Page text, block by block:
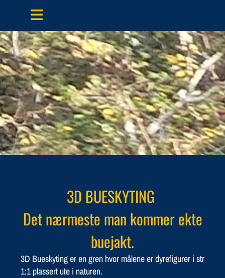
3D BUESKYTING
Det nærmeste man kommer ekte
buejakt.
3D Bueskyting er en gren hvor målene er dyrefigurer i str
1:1 plassert ute i naturen.